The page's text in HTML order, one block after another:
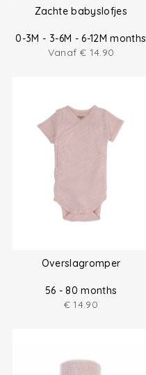
Zachte babyslofjes
0-3M - 3-6M - 6-12M months
Vanaf € 14.90
Overslagromper
56 - 80 months
€ 14.90